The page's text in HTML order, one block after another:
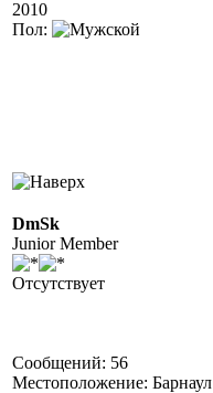
2010
Пол:
DmSk
Junior Member
Отсутствует
Сообщений: 56
Местоположение: Барнаул